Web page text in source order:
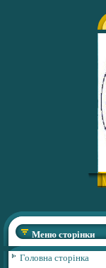
Меню сторінки
Головна сторінка